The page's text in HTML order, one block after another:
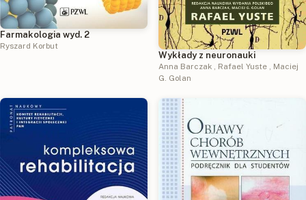
Farmakologia wyd. 2
Ryszard Korbut
Wykłady z neuronauki
Anna Barczak , Rafael Yuste , Maciej
G. Golan